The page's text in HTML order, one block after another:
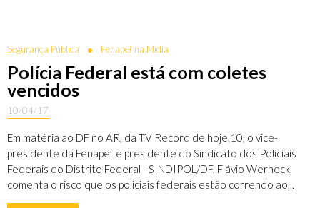
Segurança Pública Fenapef na Mídia
Polícia Federal está com coletes
vencidos
10/04/17
Em matéria ao DF no AR, da TV Record de hoje,10, o vice-
presidente da Fenapef e presidente do Sindicato dos Policiais
Federais do Distrito Federal - SINDIPOL/DF, Flávio Werneck,
comenta o risco que os policiais federais estão correndo ao...